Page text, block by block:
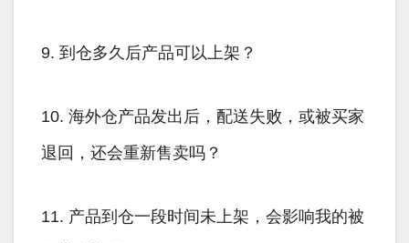
9. 到仓多久后产品可以上架？
10. 海外仓产品发出后，配送失败，或被买家
退回，还会重新售卖吗？
11. 产品到仓一段时间未上架，会影响我的被